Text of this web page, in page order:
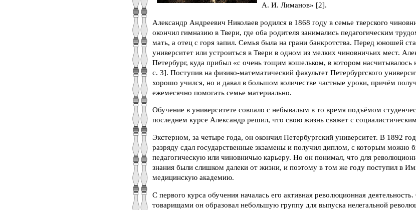
А. И. Лиманов» [2].
Александр Андреевич Николаев родился в 1868 году в семье тверского
окончил гимназию в Твери, где оба родителя занимались педагогическим
мать, а отец с горя запил. Семья была на грани банкротства. Перед юношей
университет или устроиться в Твери в одном из мелких чиновничьих мест.
Петербург, куда прибыл «с очень тощим кошельком, в котором
с. 3]. Поступив на физико-математический факультет Петербургского
хорошо учился, но и давал в большом количестве частные уроки, причём
ежемесячно помогать семье материально.
Обучение в университете совпало с небывалым в то время подъёмом
последнем курсе Александр решил, что свою жизнь свяжет с
Экстерном, за четыре года, он окончил Петербургский университет. В 1892
разряду сдал государственные экзамены и получил диплом, с которым можно
педагогическую или чиновничью карьеру. Но он понимал, что для
знания были слишком далеки от жизни, и поэтому в том же году поступил в
медицинскую академию.
С первого курса обучения началась его активная революционная
товарищами он образовал небольшую группу для выпуска нелегальной